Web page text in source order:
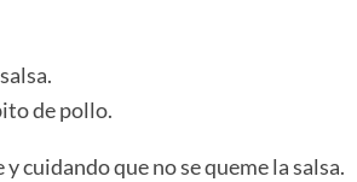
de pollo.
cuidando que no se queme la salsa.